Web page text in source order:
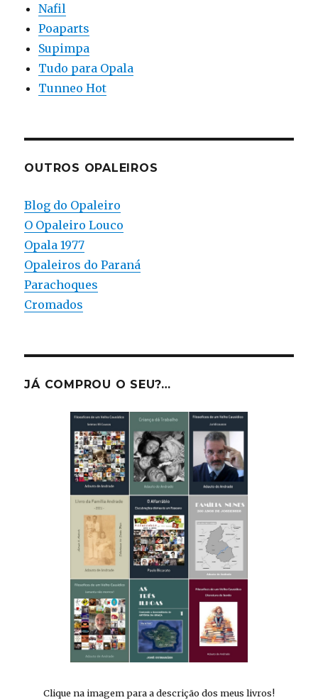
Nafil
Poaparts
Supimpa
Tudo para Opala
Tunneo Hot
OUTROS OPALEIROS
Blog do Opaleiro
O Opaleiro Louco
Opala 1977
Opaleiros do Paraná
Parachoques
Cromados
JÁ COMPROU O SEU?…
Clique na imagem para a descrição dos meus livros!